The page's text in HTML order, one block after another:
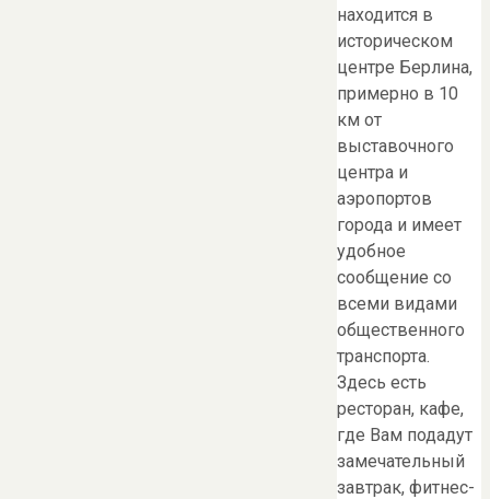
находится в
историческом
центре Берлина,
примерно в 10
км от
выставочного
центра и
аэропортов
города и имеет
удобное
сообщение со
всеми видами
общественного
транспорта.
Здесь есть
ресторан, кафе,
где Вам подадут
замечательный
завтрак, фитнес-